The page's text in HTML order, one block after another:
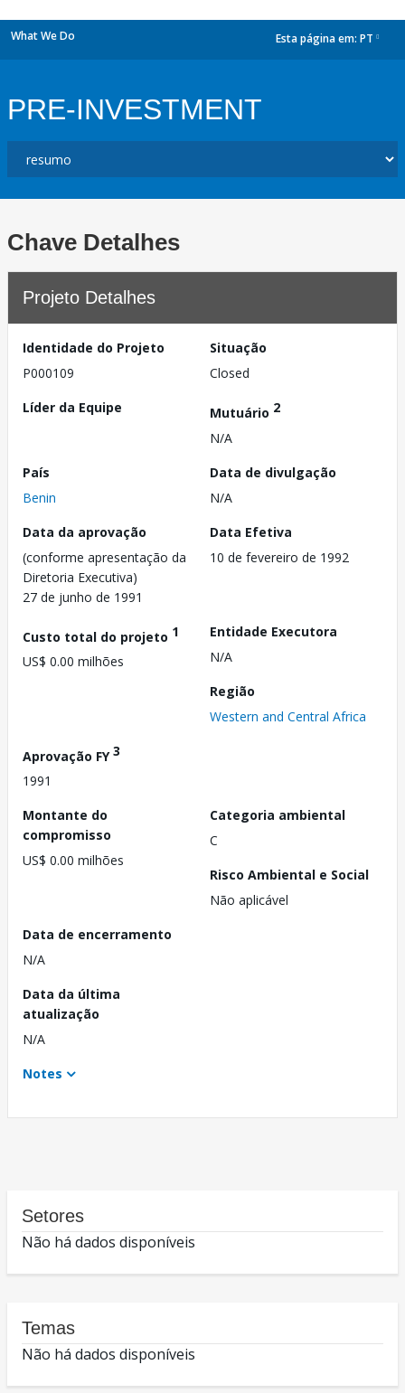
What We Do Esta página em: PT
PRE-INVESTMENT
Chave Detalhes
Projeto Detalhes
Identidade do Projeto
P000109
Situação
Closed
Líder da Equipe
Mutuário 2
N/A
País
Benin
Data de divulgação
N/A
Data da aprovação
(conforme apresentação da
Diretoria Executiva)
27 de junho de 1991
Data Efetiva
10 de fevereiro de 1992
Custo total do projeto 1
US$ 0.00 milhões
Entidade Executora
N/A
Região
Western and Central Africa
Aprovação FY3
1991
Montante do
compromisso
US$ 0.00 milhões
Categoria ambiental
C
Risco Ambiental e Social
Não aplicável
Data de encerramento
N/A
Data da última
atualização
N/A
Notes
Setores
Não há dados disponíveis
Temas
Não há dados disponíveis